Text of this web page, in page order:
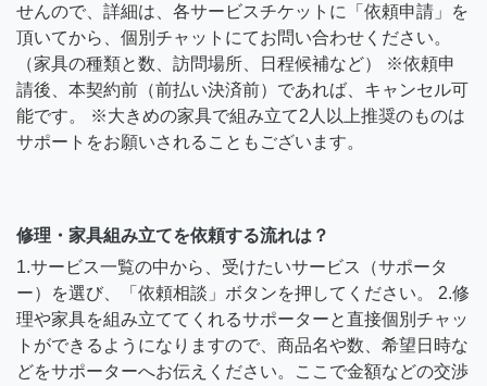
せんので、詳細は、各サービスチケットに「依頼申請」を
頂いてから、個別チャットにてお問い合わせください。
（家具の種類と数、訪問場所、日程候補など） ※依頼申
請後、本契約前（前払い決済前）であれば、キャンセル可
能です。 ※大きめの家具で組み立て2人以上推奨のものは
サポートをお願いされることもございます。
修理・家具組み立てを依頼する流れは？
1.サービス一覧の中から、受けたいサービス（サポータ
ー）を選び、「依頼相談」ボタンを押してください。 2.修
理や家具を組み立ててくれるサポーターと直接個別チャッ
トができるようになりますので、商品名や数、希望日時な
どをサポーターへお伝えください。ここで金額などの交渉